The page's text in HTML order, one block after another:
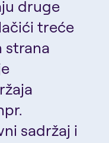
druge
treće
strana
sadržaj i